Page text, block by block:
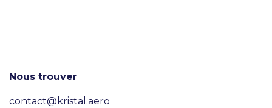
Nous trouver
contact@kristal.aero